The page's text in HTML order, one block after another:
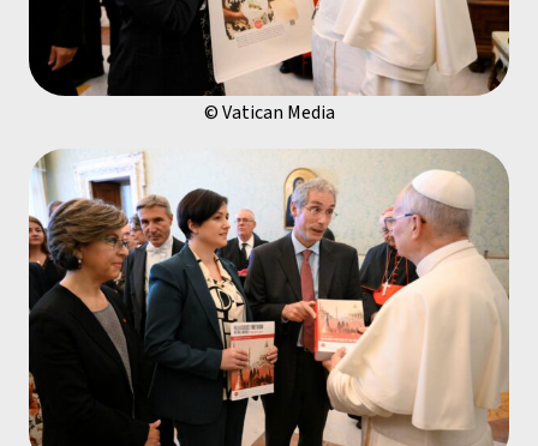
© Vatican Media